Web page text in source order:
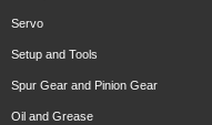
Servo
Setup and Tools
Spur Gear and Pinion Gear
Oil and Grease